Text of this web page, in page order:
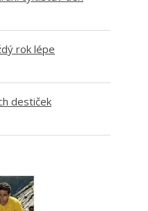
rok lépe
destiček